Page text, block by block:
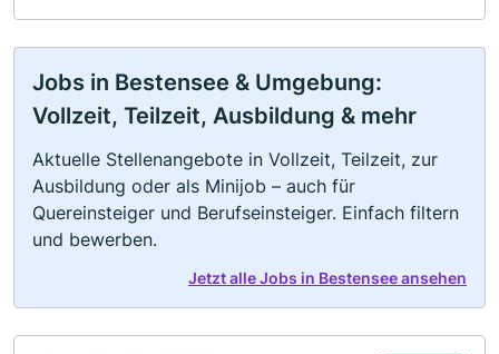
Jobs in Bestensee & Umgebung:
Vollzeit, Teilzeit, Ausbildung & mehr
Aktuelle Stellenangebote in Vollzeit, Teilzeit, zur
Ausbildung oder als Minijob – auch für
Quereinsteiger und Berufseinsteiger. Einfach filtern
und bewerben.
Jetzt alle Jobs in Bestensee ansehen